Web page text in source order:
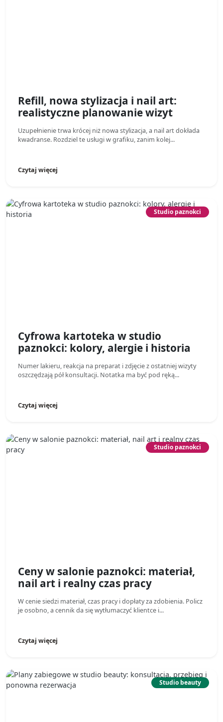
Refill, nowa stylizacja i nail art:
realistyczne planowanie wizyt
Uzupełnienie trwa krócej niż nowa stylizacja, a nail art dokłada
kwadranse. Rozdziel te usługi w grafiku, zanim kolej...
Czytaj więcej
Studio paznokci
Cyfrowa kartoteka w studio
paznokci: kolory, alergie i historia
Numer lakieru, reakcja na preparat i zdjęcie z ostatniej wizyty
oszczędzają pół konsultacji. Notatka ma być pod ręką...
Czytaj więcej
Studio paznokci
Ceny w salonie paznokci: materiał,
nail art i realny czas pracy
W cenie siedzi materiał, czas pracy i dopłaty za zdobienia. Policz
je osobno, a cennik da się wytłumaczyć klientce i...
Czytaj więcej
Studio beauty